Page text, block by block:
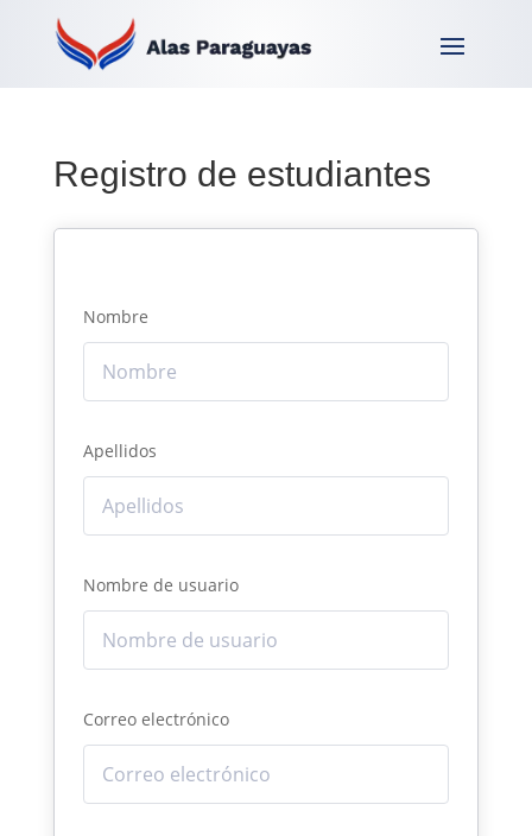
Registro de estudiantes
Nombre
Apellidos
Nombre de usuario
Correo electrónico